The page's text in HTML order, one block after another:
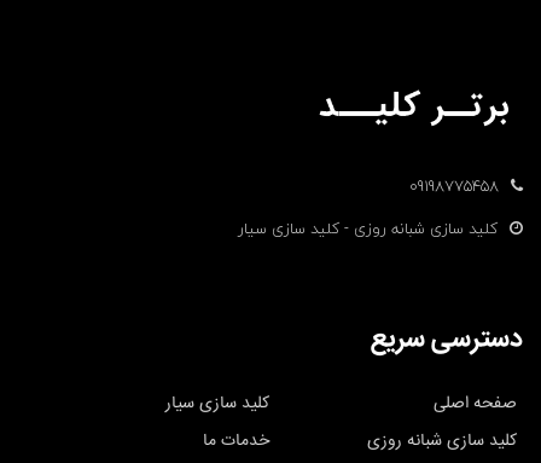
09198775458
کلید سازی شبانه روزی - کلید سازی سیار
دسترسی سریع
صفحه اصلی
کلید سازی سیار
کلید سازی شبانه روزی
خدمات ما